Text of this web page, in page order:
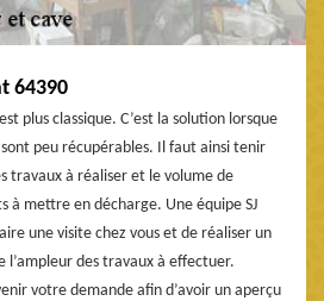
64390
plus classique. C’est la solution lorsque
peu récupérables. Il faut ainsi tenir
travaux à réaliser et le volume de
à mettre en décharge. Une équipe SJ
une visite chez vous et de réaliser un
l’ampleur des travaux à effectuer.
votre demande afin d’avoir un aperçu